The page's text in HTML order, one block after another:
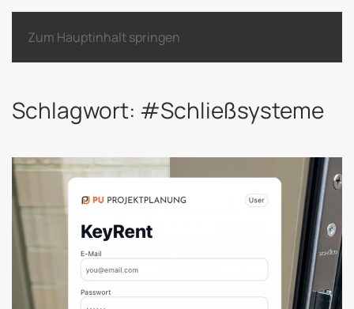
Zum Hauptinhalt springen
Schlagwort: #Schließsysteme